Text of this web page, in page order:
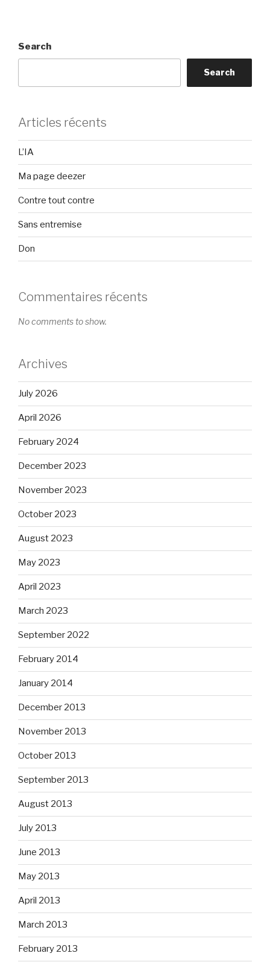
Search
Search
Articles récents
L’IA
Ma page deezer
Contre tout contre
Sans entremise
Don
Commentaires récents
No comments to show.
Archives
July 2026
April 2026
February 2024
December 2023
November 2023
October 2023
August 2023
May 2023
April 2023
March 2023
September 2022
February 2014
January 2014
December 2013
November 2013
October 2013
September 2013
August 2013
July 2013
June 2013
May 2013
April 2013
March 2013
February 2013